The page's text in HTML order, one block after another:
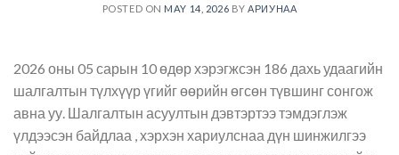
POSTED ON MAY 14, 2026 BYАРИУНАА
2026 оны 05 сарын 10 өдөр хэрэгжсэн 186 дахь удаагийн
шалгалтын түлхүүр үгийг өөрийн өгсөн түвшинг сонгож
авна уу. Шалгалтын асуултын дэвтэртээ тэмдэглэж
үлдээсэн байдлаа , хэрхэн хариулснаа дүн шинжилгээ